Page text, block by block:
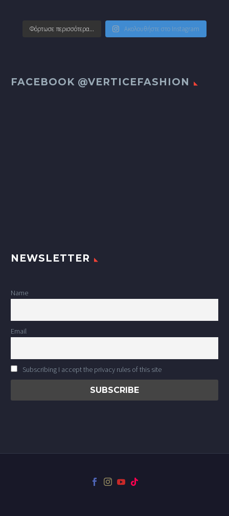
Φόρτωσε περισσότερα... Ακολουθήστε στο Instagram
FACEBOOK @VERTICEFASHION
NEWSLETTER
Name
Email
Subscribing I accept the privacy rules of this site